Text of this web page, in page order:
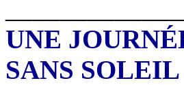
UNE
SANS SOLEIL